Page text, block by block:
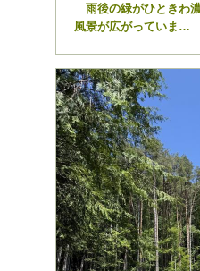
雨後の緑がひときわ
風景が広がっていま…